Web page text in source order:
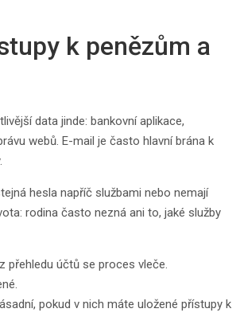
k penězům a
data jinde: bankovní aplikace,
webů. E-mail je často hlavní brána k
hesla napříč službami nebo nemají
rodina často nezná ani to, jaké služby
přehledu účtů se proces vleče.
pokud v nich máte uložené přístupy k